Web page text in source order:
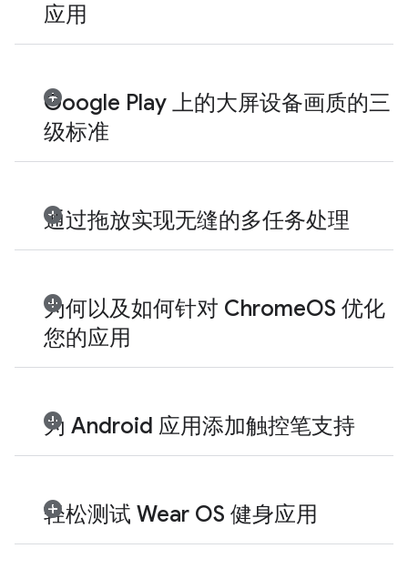
应用
Google Play 上的大屏设备画质的三
级标准
通过拖放实现无缝的多任务处理
为何以及如何针对 ChromeOS 优化
您的应用
为 Android 应用添加触控笔支持
轻松测试 Wear OS 健身应用